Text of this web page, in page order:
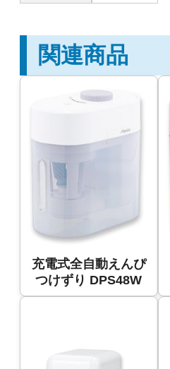
関連商品
充電式全自動えんぴ
つけずり DPS48W